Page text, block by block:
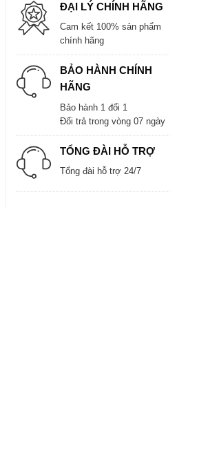
ĐẠI LÝ CHÍNH HÃNG
Cam kết 100% sản phẩm
chính hãng
BẢO HÀNH CHÍNH
HÃNG
Bảo hành 1 đổi 1
Đổi trả trong vòng 07 ngày
TỔNG ĐÀI HỖ TRỢ
Tổng đài hỗ trợ 24/7